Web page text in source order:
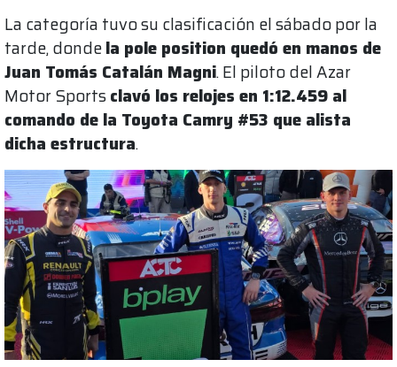
La categoría tuvo su clasificación el sábado por la
tarde, dondela pole position quedó en manos de
Juan Tomás Catalán Magni. El piloto del Azar
Motor Sportsclavó los relojes en 1:12.459 al
comando de la Toyota Camry #53 que alista
dicha estructura.